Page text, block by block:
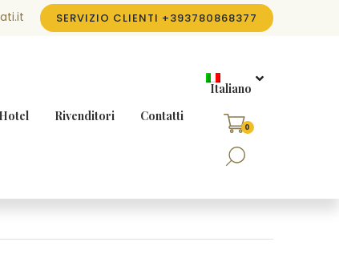
SERVIZIO CLIENTI +393780868377
Hotel Rivenditori Contatti
Italiano
0